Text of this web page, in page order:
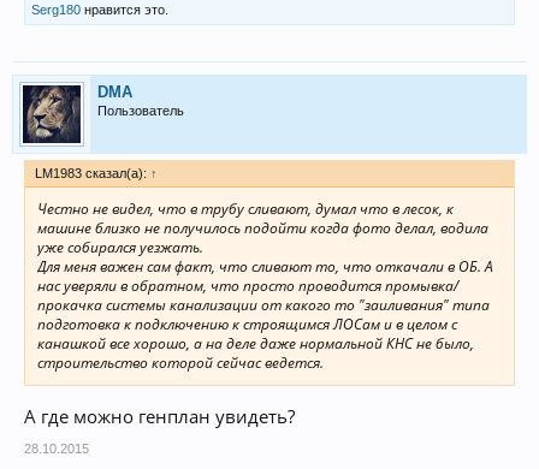
Serg180 нравится это.
DMA
Пользователь
LM1983 сказал(а): ↑
Честно не видел, что в трубу сливают, думал что в лесок, к
машине близко не получилось подойти когда фото делал, водила
уже собирался уезжать.
Для меня важен сам факт, что сливают то, что откачали в ОБ. А
нас уверяли в обратном, что просто проводится промывка/
прокачка системы канализации от какого то "заиливания" типа
подготовка к подключению к строящимся ЛОСам и в целом с
канашкой все хорошо, а на деле даже нормальной КНС не было,
строительство которой сейчас ведется.
А где можно генплан увидеть?
28.10.2015